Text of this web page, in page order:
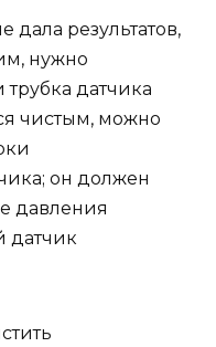
дала результатов,
нужно
трубка датчика
чистым, можно
он должен
давления
датчик